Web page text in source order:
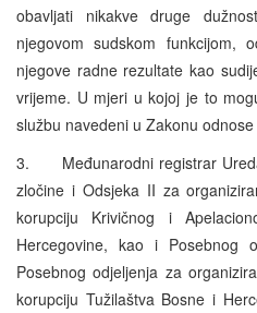
obavljati nikakve druge
njegovom sudskom funkcijom,
njegove radne rezultate kao
vrijeme. U mjeri u kojoj je to
službu navedeni u Zakonu
3. Međunarodni registrar
zločine i Odsjeka II za
korupciju Krivičnog i
Hercegovine, kao i Posebnog
Posebnog odjeljenja za
korupciju Tužilaštva Bosne i